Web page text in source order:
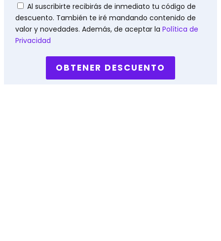
Políticas
Al suscribirte recibirás de inmediato tu código de
descuento. También te iré mandando contenido de
valor y novedades. Además, de aceptar la Política de
Privacidad
OBTENER DESCUENTO